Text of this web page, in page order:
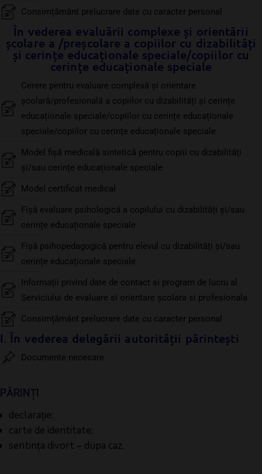
Consimțământ prelucrare date cu caracter personal
În vederea evaluării complexe și orientării
școlare a /preșcolare a copiilor cu dizabilități
și cerințe educaționale speciale/copiilor cu
cerințe educaționale speciale
Cerere pentru evaluare complexă și orientare
școlară/profesională a copiilor cu dizabilități și cerințe
educaționale speciale/copiilor cu cerințe educaționale
speciale/copiilor cu cerințe educaționale speciale
Model fişă medicală sintetică pentru copiii cu dizabilități
și/sau cerințe educaționale speciale
Model certificat medical
Fișă evaluare psihologică a copilului cu dizabilități și/sau
cerințe educaționale speciale
Fișă psihopedagogică pentru elevul cu dizabilități și/sau
cerințe educaționale speciale
Informații privind date de contact si program de lucru al
Serviciului de evaluare si orientare școlara si profesionala
Consimțământ prelucrare date cu caracter personal
I. În vederea delegării autorității părintești
Documente necesare
PĂRINȚI
declarație;
carte de identitate;
sentința divort – dupa caz.